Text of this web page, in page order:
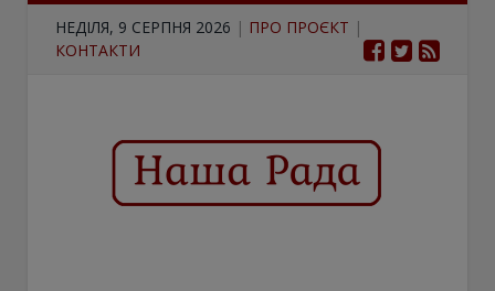
НЕДІЛЯ, 9 СЕРПНЯ 2026 | ПРО ПРОЄКТ |
КОНТАКТИ